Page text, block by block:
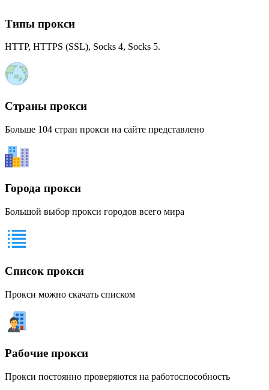
Типы прокси
HTTP, HTTPS (SSL), Socks 4, Socks 5.
Страны прокси
Больше 104 стран прокси на сайте представлено
Города прокси
Большой выбор прокси городов всего мира
Список прокси
Прокси можно скачать списком
Рабочие прокси
Прокси постоянно проверяются на работоспособность